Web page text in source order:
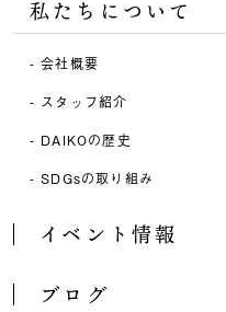
私たちについて
会社概要
スタッフ紹介
DAIKOの歴史
SDGsの取り組み
イベント情報
ブログ